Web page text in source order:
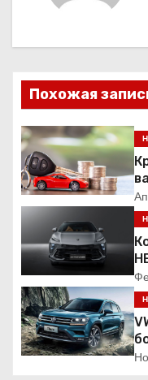
п
о
з
а
п
и
с
я
Похожая